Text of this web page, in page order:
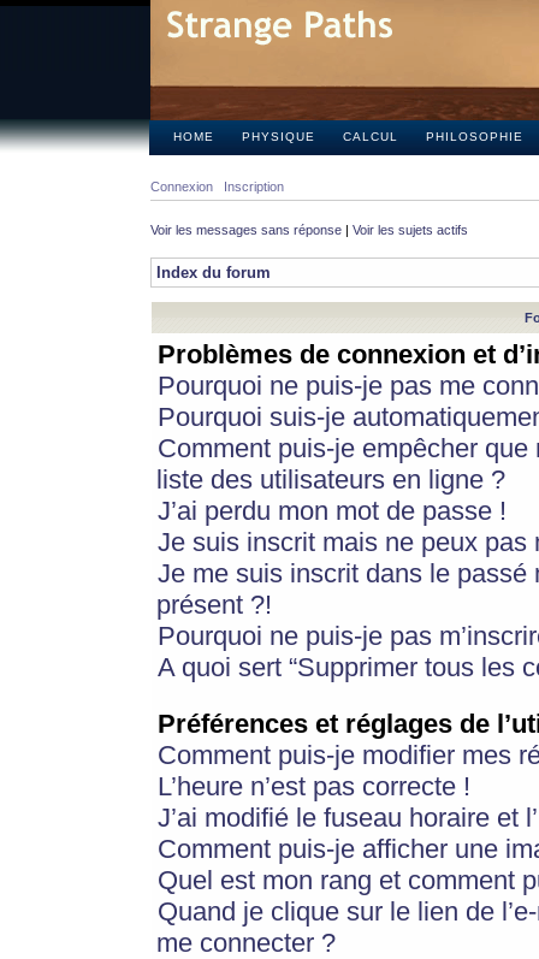
HOME PHYSIQUE CALCUL PHILOSOPHIE
Connexion Inscription
Voir les messages sans réponse | Voir les sujets actifs
Index du forum
Problèmes de connexion et
Pourquoi ne puis-je pas me
Pourquoi suis-je
Comment puis-je empêcher
liste des utilisateurs en ligne ?
J’ai perdu mon mot de passe !
Je suis inscrit mais ne peux pas
Je me suis inscrit dans le
présent ?!
Pourquoi ne puis-je pas
A quoi sert “Supprimer tous les
Préférences et réglages de
Comment puis-je modifier mes
L’heure n’est pas correcte !
J’ai modifié le fuseau horaire et
Comment puis-je afficher une
Quel est mon rang et comment
Quand je clique sur le lien de
me connecter ?